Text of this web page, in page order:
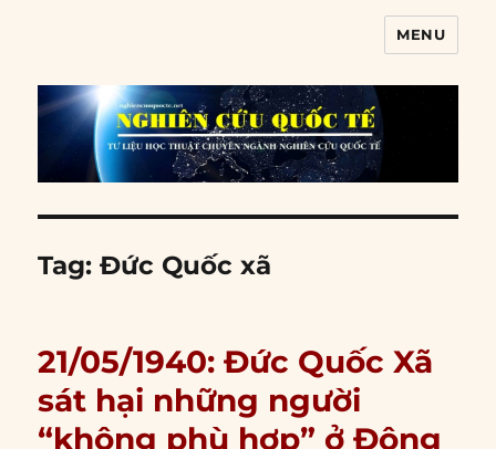
MENU
Tag:Đức Quốc xã
21/05/1940: Đức Quốc Xã
sát hại những người
“không phù hợp” ở Đông